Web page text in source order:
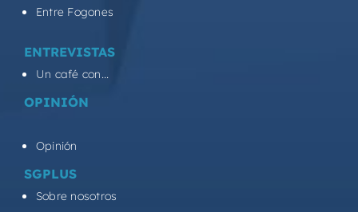
Entre Fogones
ENTREVISTAS
Un café con...
OPINIÓN
Opinión
SGPLUS
Sobre nosotros